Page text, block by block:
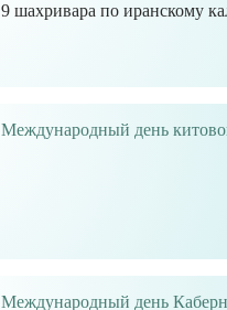
9 шахривара по иранскому
Международный день
Международный день